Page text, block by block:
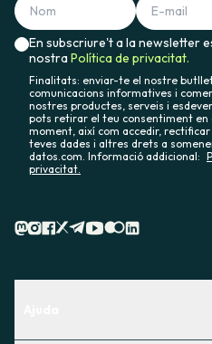
En subscriure't a la newsletter
nostraPolítica de privacitat.
Finalitats: enviar-te el nostre
comunicacions informatives i
nostres productes, serveis i
pots retirar el teu consentiment en
moment, així com accedir,
teves dades i altres drets a
datos.com. Informació addicional:
privacitat.